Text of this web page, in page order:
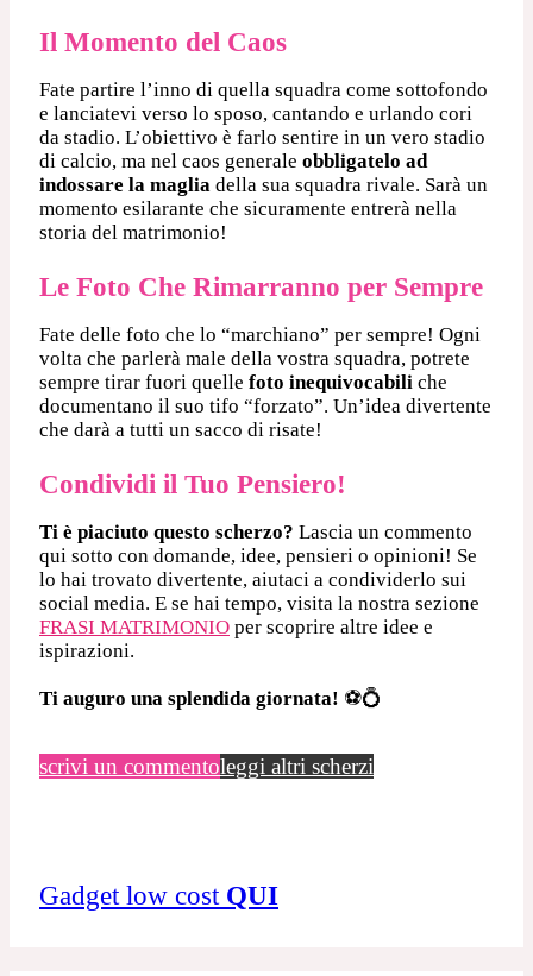
Il Momento del Caos
Fate partire l’inno di quella squadra come sottofondo
e lanciatevi verso lo sposo, cantando e urlando cori
da stadio. L’obiettivo è farlo sentire in un vero stadio
di calcio, ma nel caos generale obbligatelo ad
indossare la maglia della sua squadra rivale. Sarà un
momento esilarante che sicuramente entrerà nella
storia del matrimonio!
Le Foto Che Rimarranno per Sempre
Fate delle foto che lo “marchiano” per sempre! Ogni
volta che parlerà male della vostra squadra, potrete
sempre tirar fuori quelle foto inequivocabili che
documentano il suo tifo “forzato”. Un’idea divertente
che darà a tutti un sacco di risate!
Condividi il Tuo Pensiero!
Ti è piaciuto questo scherzo? Lascia un commento
qui sotto con domande, idee, pensieri o opinioni! Se
lo hai trovato divertente, aiutaci a condividerlo sui
social media. E se hai tempo, visita la nostra sezione
FRASI MATRIMONIO per scoprire altre idee e
ispirazioni.
Ti auguro una splendida giornata! ⚽💍
scrivi un commentoleggi altri scherzi
Gadget low cost QUI